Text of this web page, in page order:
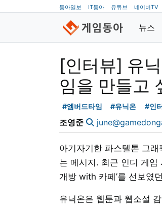
동아일보 IT동아 유튜브 네이버TV
뉴스
[인터뷰] 유
임을 만들고
#엠버드타임 #유닉온 #인
조영준
아기자기한 파스텔톤 그
는 메시지. 최근 인디 게임
개방 with 카페’를 선보였
유닉온은 웹툰과 웹소설